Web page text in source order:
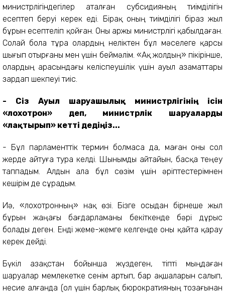
министрлігіндегілер аталған субсидияның тиімділігін
есептеп беруі керек еді. Бірақ оның тиімділігі біраз жыл
бұрын есептеліп қойған. Оны Қаржы министрлігі қабылдаған.
Солай бола тұра олардың неліктен бұл мәселеге қарсы
шығып отырғаны мен үшін беймәлім. «Ақ жолдың» пікірінше,
олардың арасындағы келіспеушілік үшін ауыл азаматтары
зардап шекпеуі тиіс.
- Сіз Ауыл шаруашылық министрлігінің ісін
«лохотрон» деп, министрлік шаруаларды
«лақтырып» кетті дедіңіз...
- Бұл парламенттік термин болмаса да, маған оны сол
жерде айтуға тура келді. Шынымды айтайын, басқа теңеу
таппадым. Алдын ала бұл сөзім үшін әріптестерімнен
кешірім де сұрадым.
Иә, «лохотронның» нақ өзі. Бізге осыдан бірнеше жыл
бұрын жаңағы бағдарламаны бекіткенде бәрі дұрыс
болады деген. Енді жеме-жемге келгенде оны қайта қарау
керек дейді.
Бүкіл Қазақстан бойынша жүздеген, тіпті мыңдаған
шаруалар мемлекетке сенім артып, бар ақшаларын салып,
несие алғанда (ол үшін барлық бюрократияның тозағынан